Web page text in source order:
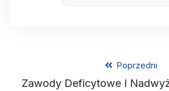
Poprzedni
Zawody Deficytowe I